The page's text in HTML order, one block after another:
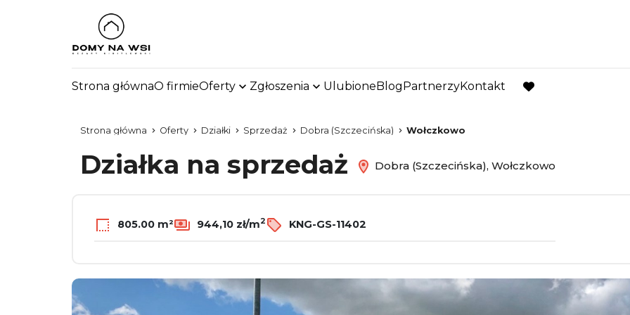
Strona głównaO firmieOferty Zgłoszenia UlubioneBlogPartnerzyKontakt
favorite
Strona główna Oferty Działki Sprzedaż Dobra (Szczecińska) Wołczkowo
Działka na sprzedaż Dobra (Szczecińska), Wołczkowo
805.00 m² 944,10 zł/m2 KNG-GS-11402